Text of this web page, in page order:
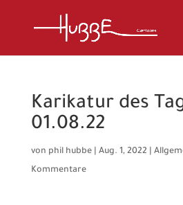
Karikatur des
01.08.22
von phil hubbe| Aug. 1, 2022
Kommentare